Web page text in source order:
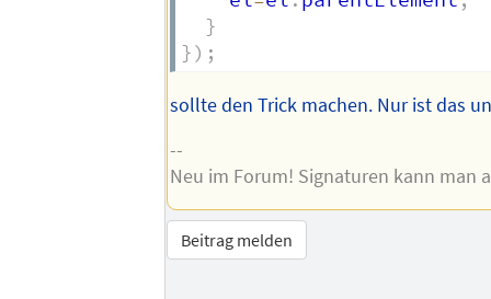
}
}) ;
sollte den Trick machen. Nur ist das
--
Neu im Forum! Signaturen kann man
Beitrag melden